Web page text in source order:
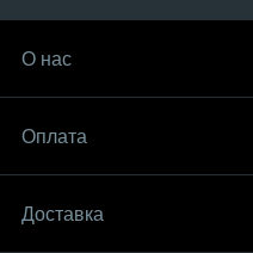
О нас
Оплата
Доставка